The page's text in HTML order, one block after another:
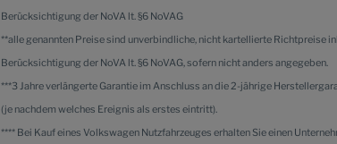
Berücksichtigung der NoVA lt. §6 NoVAG
**alle genannten Preise sind unverbindliche, nicht kartellierte Richtpreise
Berücksichtigung der NoVA lt. §6 NoVAG, sofern nicht anders angegeben.
***3 Jahre verlängerte Garantie im Anschluss an die 2-jährige
(je nachdem welches Ereignis als erstes eintritt).
**** Bei Kauf eines Volkswagen Nutzfahrzeuges erhalten Sie einen